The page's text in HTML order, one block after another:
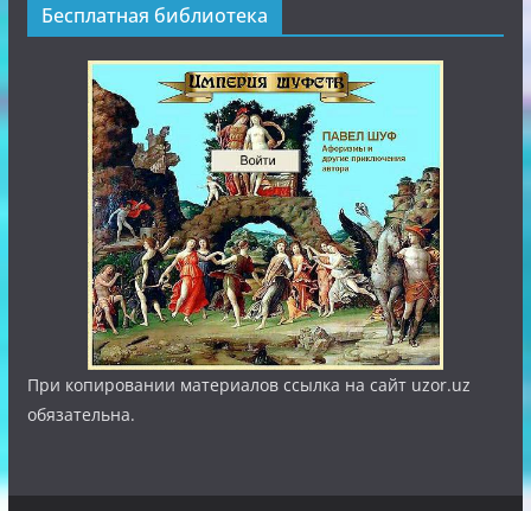
Бесплатная библиотека
При копировании материалов ссылка на сайт uzor.uz
обязательна.